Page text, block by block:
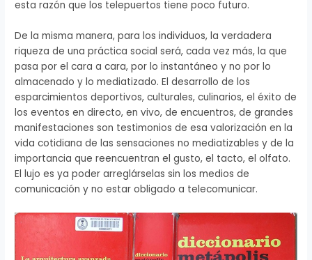
esta razón que los telepuertos tiene poco futuro.
De la misma manera, para los individuos, la verdadera
riqueza de una práctica social será, cada vez más, la que
pasa por el cara a cara, por lo instantáneo y no por lo
almacenado y lo mediatizado. El desarrollo de los
esparcimientos deportivos, culturales, culinarios, el éxito de
los eventos en directo, en vivo, de encuentros, de grandes
manifestaciones son testimonios de esa valorización en la
vida cotidiana de las sensaciones no mediatizables y de la
importancia que reencuentran el gusto, el tacto, el olfato.
El lujo es ya poder arreglárselas sin los medios de
comunicación y no estar obligado a telecomunicar.